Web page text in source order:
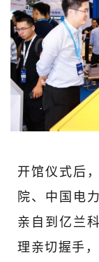
开馆仪式后
院、中国电
亲自到亿兰
理亲切握手